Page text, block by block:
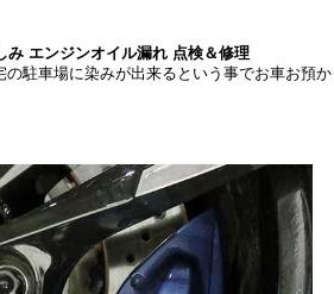
み エンジンオイル漏れ 点検＆修理
駐車場に染みが出来るという事でお車お預か